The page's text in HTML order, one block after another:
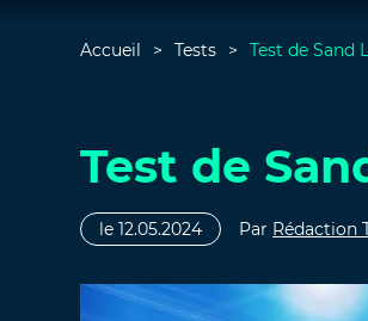
Accueil Tests Test de Sand
Test de
le 12.05.2024 Par Rédaction